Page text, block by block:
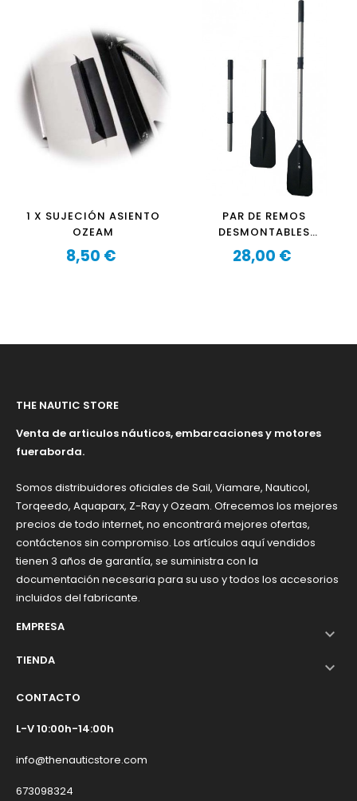
1 X SUJECIÓN ASIENTO
OZEAM
Precio
8,50 €
PAR DE REMOS
DESMONTABLES
(152CM) PARA
NEUMÁTICAS
Precio
28,00 €
THE NAUTIC STORE
Venta de articulos náuticos, embarcaciones y motores
fueraborda.
Somos distribuidores oficiales de Sail, Viamare, Nauticol,
Torqeedo, Aquaparx, Z-Ray y Ozeam. Ofrecemos los mejores
precios de todo internet, no encontrará mejores ofertas,
contáctenos sin compromiso. Los artículos aquí vendidos
tienen 3 años de garantía, se suministra con la
documentación necesaria para su uso y todos los accesorios
incluidos del fabricante.
EMPRESA

TIENDA 
CONTACTO
L-V 10:00h-14:00h
info@thenauticstore.com
673098324